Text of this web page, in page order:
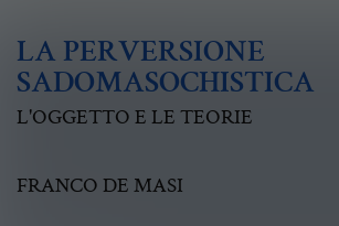
LA PERVERSIONE
SADOMASOCHISTICA
L'OGGETTO E LE TEORIE
FRANCO DE MASI